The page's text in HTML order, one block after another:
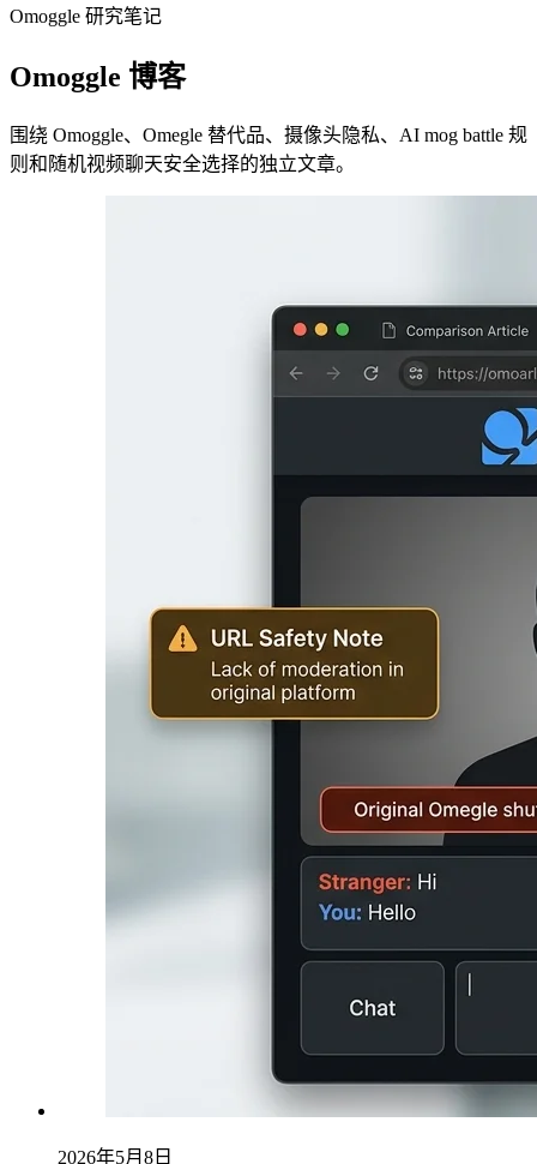
Omoggle 研究笔记
Omoggle 博客
围绕 Omoggle、Omegle 替代品、摄像头隐私、AI mog battle 规
则和随机视频聊天安全选择的独立文章。
2026年5月8日